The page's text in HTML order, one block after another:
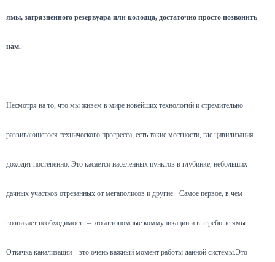
ямы, загрязненного резервуара или колодца, достаточно просто позвонить
нам.
Несмотря на то, что мы живем в мире новейших технологий и стремительно
развивающегося технического прогресса, есть такие местности, где цивилизация
доходит постепенно. Это касается населенных пунктов в глубинке, небольших
дачных участков отрезанных от мегаполисов и другие. Самое первое, в чем
возникает необходимость – это автономные коммуникации и выгребные ямы.
Откачка канализации – это очень важный момент работы данной системы.Это